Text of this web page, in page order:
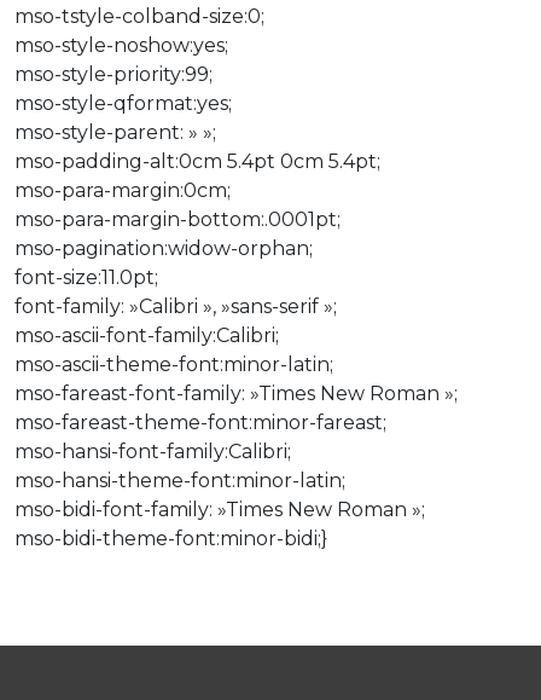
mso-tstyle-colband-size:0;
mso-style-noshow:yes;
mso-style-priority:99;
mso-style-qformat:yes;
mso-style-parent: » »;
mso-padding-alt:0cm 5.4pt 0cm 5.4pt;
mso-para-margin:0cm;
mso-para-margin-bottom:.0001pt;
mso-pagination:widow-orphan;
font-size:11.0pt;
font-family: »Calibri », »sans-serif »;
mso-ascii-font-family:Calibri;
mso-ascii-theme-font:minor-latin;
mso-fareast-font-family: »Times New Roman »;
mso-fareast-theme-font:minor-fareast;
mso-hansi-font-family:Calibri;
mso-hansi-theme-font:minor-latin;
mso-bidi-font-family: »Times New Roman »;
mso-bidi-theme-font:minor-bidi;}